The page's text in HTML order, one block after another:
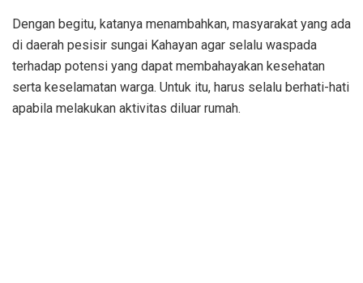
Dengan begitu, katanya menambahkan, masyarakat yang ada
di daerah pesisir sungai Kahayan agar selalu waspada
terhadap potensi yang dapat membahayakan kesehatan
serta keselamatan warga. Untuk itu, harus selalu berhati-hati
apabila melakukan aktivitas diluar rumah.